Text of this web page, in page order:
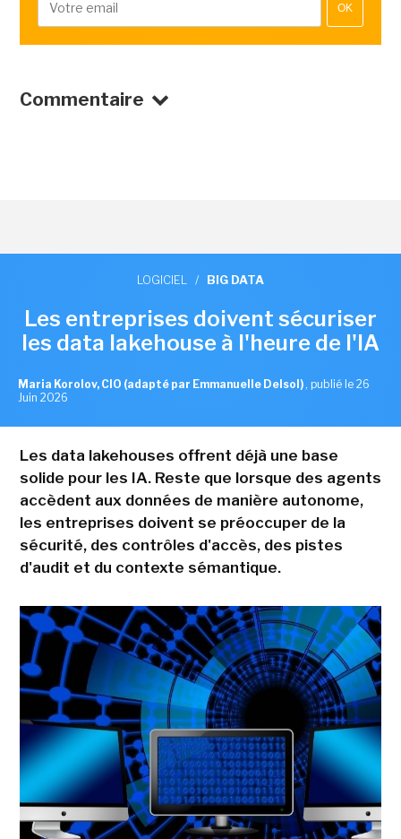
OK
Commentaire
LOGICIEL / BIG DATA
Les entreprises doivent sécuriser
les data lakehouse à l'heure de l'IA
Maria Korolov, CIO (adapté par Emmanuelle Delsol) , publié le 26
Juin 2026
Les data lakehouses offrent déjà une base
solide pour les IA. Reste que lorsque des agents
accèdent aux données de manière autonome,
les entreprises doivent se préoccuper de la
sécurité, des contrôles d'accès, des pistes
d'audit et du contexte sémantique.